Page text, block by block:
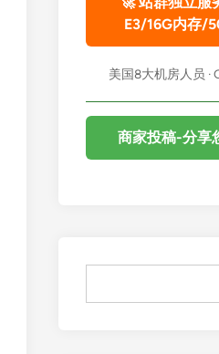
E3/16G内存/
美国8大机房人员 ·
商家投稿-分享